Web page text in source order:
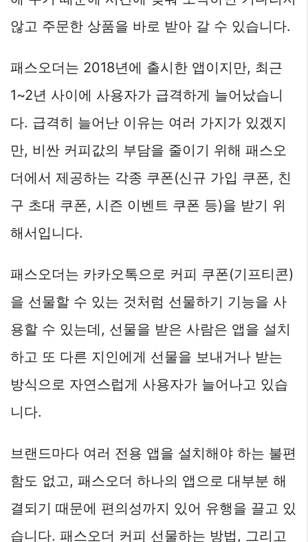
않고 주문한 상품을 바로 받아 갈 수 있습니다.
패스오더는 2018년에 출시한 앱이지만, 최근
1~2년 사이에 사용자가 급격하게 늘어났습니
다. 급격히 늘어난 이유는 여러 가지가 있겠지
만, 비싼 커피값의 부담을 줄이기 위해 패스오
더에서 제공하는 각종 쿠폰(신규 가입 쿠폰, 친
구 초대 쿠폰, 시즌 이벤트 쿠폰 등)을 받기 위
해서입니다.
패스오더는 카카오톡으로 커피 쿠폰(기프티콘)
을 선물할 수 있는 것처럼 선물하기 기능을 사
용할 수 있는데, 선물을 받은 사람은 앱을 설치
하고 또 다른 지인에게 선물을 보내거나 받는
방식으로 자연스럽게 사용자가 늘어나고 있습
니다.
브랜드마다 여러 전용 앱을 설치해야 하는 불편
함도 없고, 패스오더 하나의 앱으로 대부분 해
결되기 때문에 편의성까지 있어 유행을 끌고 있
습니다. 패스오더 커피 선물하는 방법, 그리고